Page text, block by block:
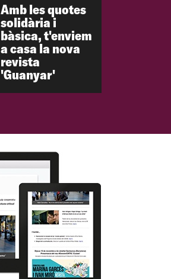
Amb les quotes
solidària i
bàsica, t'enviem
a casa la nova
revista
'Guanyar'